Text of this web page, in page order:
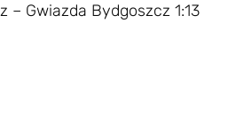
– Gwiazda Bydgoszcz 1:13